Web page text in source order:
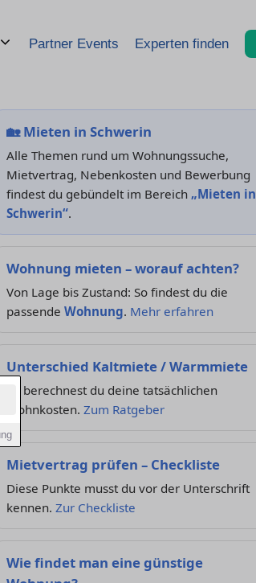
Partner Events Experten finden
🏡Mieten in Schwerin
Alle Themen rund um Wohnungssuche,
Mietvertrag, Nebenkosten und Bewerbung
findest du gebündelt im Bereich „Mieten in
Schwerin“.
Wohnung mieten – worauf achten?
Von Lage bis Zustand: So findest du die
passende Wohnung. Mehr erfahren
Unterschied Kaltmiete / Warmmiete
So berechnest du deine tatsächlichen
Wohnkosten. Zum Ratgeber
Mietvertrag prüfen – Checkliste
Diese Punkte musst du vor der Unterschrift
kennen. Zur Checkliste
Wie findet man eine günstige